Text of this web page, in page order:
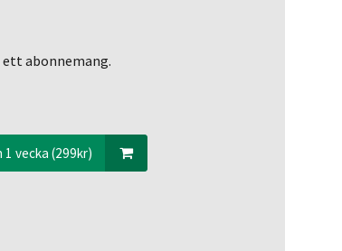
abonnemang.
1 vecka (299kr)